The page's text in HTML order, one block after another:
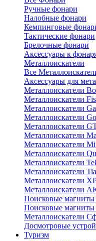
Ручные фонари
Налобные фонари
Кемпинговые
Тактические фонари
Брелочные фонари
Аксессуары к
Металлоискатели
Все
Аксессуары для
Металлоискатели
Металлоискатели
Металлоискатели
Металлоискатели
Металлоискатели
Металлоискатели
Металлоискатели
Металлоискатели
Металлоискатели
Металлоискатели
Металлоискатели
Металлоискатели
Поисковые магниты
Поисковые магниты
Металлоискатели
Досмотровые
Туризм